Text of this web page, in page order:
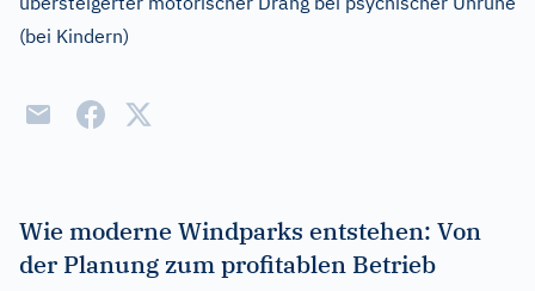
(bei Kindern)
Wie moderne Windparks entstehen: Von
der Planung zum profitablen Betrieb